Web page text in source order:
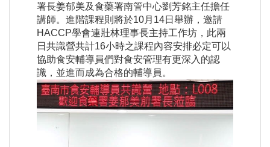
署長姜郁美及食藥署南管中心劉芳銘主任擔任
講師。進階課程則將於10月14日舉辦，邀請
HACCP學會連壯林理事長主持工作坊，此兩
日共識營共計16小時之課程內容安排必定可以
協助食安輔導員們對食安管理有更深入的認
識，並進而成為合格的輔導員。